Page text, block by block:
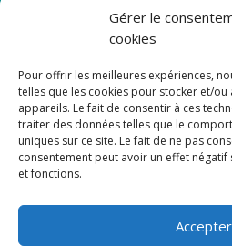
Gérer le
cookies
Pour offrir les meilleures expériences,
telles que les cookies pour stocker et/
appareils. Le fait de consentir à ces
traiter des données telles que le
uniques sur ce site. Le fait de ne pas
consentement peut avoir un effet
et fonctions.
Accepter
Mentions légales